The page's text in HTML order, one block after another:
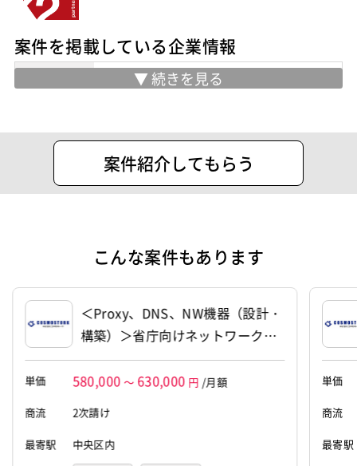
案件を掲載している企業情報
ERP/CRM/BI/Cyber Security / IoT / AI
東京都千代田区丸の内２ー１ー１ 明治
Chenda Wangchen
案件紹介してもらう
こんな案件もあります
＜Proxy、DNS、NW機器（設計・
構築）＞省庁向けネットワークリ
プレース支援（11590）
単価 580,000 ～ 630,000 円 /月額
商流
2次請け
最寄駅 中央区内
単価
商流
最寄駅